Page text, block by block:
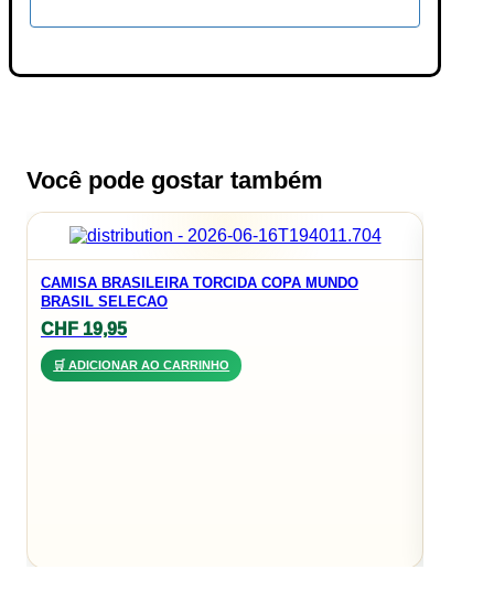
Você pode gostar também
CAMISA BRASILEIRA TORCIDA COPA MUNDO
BRASIL SELECAO
CHF 19,95
🛒 ADICIONAR AO CARRINHO